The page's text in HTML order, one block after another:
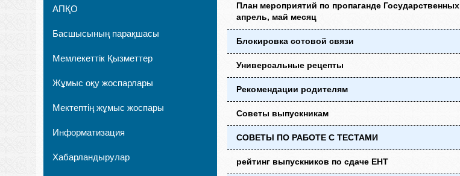
АПҚО
Басшысының парақшасы
Мемлекеттік Қызметтер
Жұмыс оқу жоспарлары
Мектептің жұмыс жоспары
Информатизация
Хабарландырулар
План мероприятий по пропаганде
апрель, май месяц
Блокировка сотовой связи
Универсальные рецепты
Рекомендации родителям
Советы выпускникам
СОВЕТЫ ПО РАБОТЕ С ТЕСТАМИ
рейтинг выпускников по сдаче ЕНТ